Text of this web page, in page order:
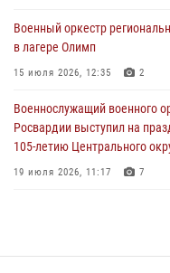
19 июля 2026, 11:17 7
Начальник
17 июля 2026, 12:02 2
Военный оркестр
в лагере Олимп
15 июля 2026, 12:35 2
Военнослужащий военного
Росвардии выступил на
105-летию Центрального
19 июля 2026, 11:17 7